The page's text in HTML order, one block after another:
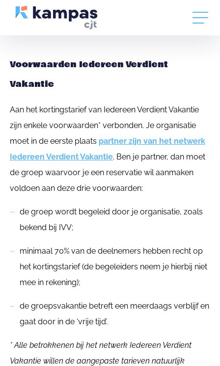
Voorwaarden Iedereen Verdient
Vakantie
Aan het kortingstarief van Iedereen Verdient Vakantie
zijn enkele voorwaarden* verbonden. Je organisatie
moet in de eerste plaats partner zijn van het netwerk
Iedereen Verdient Vakantie. Ben je partner, dan moet
de groep waarvoor je een reservatie wil aanmaken
voldoen aan deze drie voorwaarden:
de groep wordt begeleid door je organisatie, zoals
bekend bij IVV;
minimaal 70% van de deelnemers hebben recht op
het kortingstarief (de begeleiders neem je hierbij niet
mee in rekening);
de groepsvakantie betreft een meerdaags verblijf en
gaat door in de ‘vrije tijd’.
* Alle betrokkenen bij het netwerk Iedereen Verdient
Vakantie willen de aangepaste tarieven natuurlijk